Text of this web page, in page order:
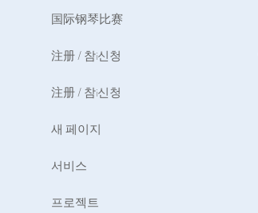
国际钢琴比赛
注册 / 참і신청
注册 / 참і신청
새 페이지
서비스
프로젝트